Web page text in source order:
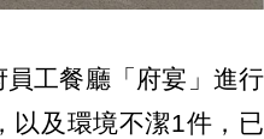
工餐廳「府宴」進行
以及環境不潔1件，已